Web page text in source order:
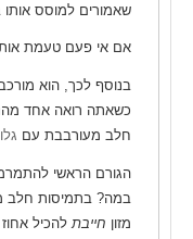
שאמורים למוסס אותו
אם אי פעם טעמת
בנוסף לכך, הוא
כשאתה רואה אחד
חלב מעורבבת עם
הגורם הראשי
במה? בתמיסות חלב
מזון חייבתלהכיל